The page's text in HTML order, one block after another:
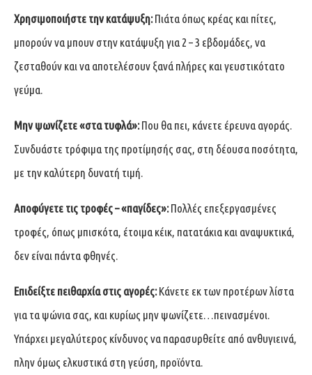
Χρησιμοποιήστε την κατάψυξη:Πιάτα όπως κρέας και πίτες,
μπορούν να μπουν στην κατάψυξη για 2 – 3 εβδομάδες, να
ζεσταθούν και να αποτελέσουν ξανά πλήρες και γευστικότατο
γεύμα.
Μην ψωνίζετε «στα τυφλά»:Που θα πει, κάνετε έρευνα αγοράς.
Συνδυάστε τρόφιμα της προτίμησής σας, στη δέουσα ποσότητα,
με την καλύτερη δυνατή τιμή.
Αποφύγετε τις τροφές – «παγίδες»:Πολλές επεξεργασμένες
τροφές, όπως μπισκότα, έτοιμα κέικ, πατατάκια και αναψυκτικά,
δεν είναι πάντα φθηνές.
Επιδείξτε πειθαρχία στις αγορές:Κάνετε εκ των προτέρων λίστα
για τα ψώνια σας, και κυρίως μην ψωνίζετε…πεινασμένοι.
Υπάρχει μεγαλύτερος κίνδυνος να παρασυρθείτε από ανθυγιεινά,
πλην όμως ελκυστικά στη γεύση, προϊόντα.